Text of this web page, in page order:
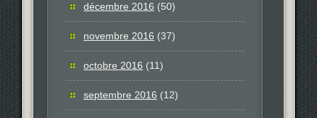
décembre 2016 (50)
novembre 2016 (37)
octobre 2016 (11)
septembre 2016 (12)